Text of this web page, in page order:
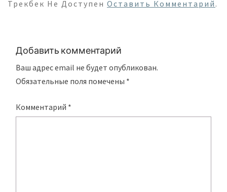
Трекбек Не Доступен Оставить Комментарий .
Добавить комментарий
Ваш адрес email не будет опубликован.
Обязательные поля помечены *
Комментарий *